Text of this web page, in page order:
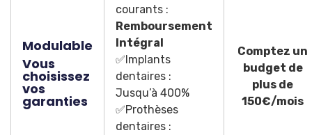
Modulable
Vous
choisissez
vos
garanties
courants :
Remboursement
Intégral
✅Implants
dentaires :
Jusqu’à 400%
✅Prothèses
dentaires :
Comptez un
budget de
plus de
150€/mois